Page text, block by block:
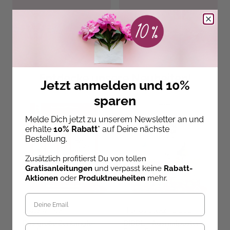
Entdecke unsere Neuheiten!
Das große Zentangle-
DIDDL – Ausmalposter –
Jetzt anmelden und 10%
sparen
Melde Dich jetzt zu unserem Newsletter an und
erhalte 10% Rabatt* auf Deine nächste
Bestellung.
Zusätzlich profitierst Du von tollen
Gratisanleitungen und verpasst keine Rabatt-
Aktionen oder Produktneuheiten mehr.
Geburtstag